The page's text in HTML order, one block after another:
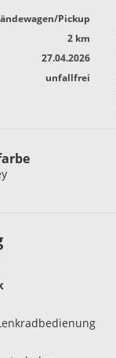
Pickup
2 km
27.04.2026
unfallfrei